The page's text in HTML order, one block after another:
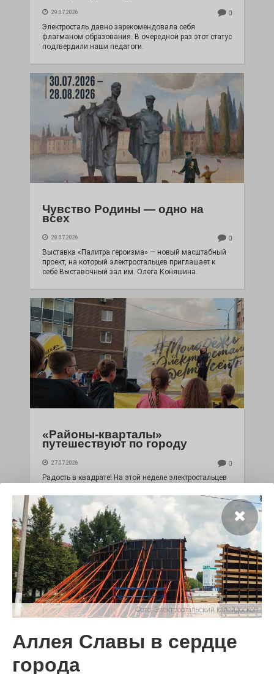
29.07.2026 0
Электросталь давно зарекомендовала себя
флагманом образования. В очередной раз этот статус
подтвердили наши педагоги.
Чувство Родины — одно на
всех
28.07.2026 0
Выставка «Палитра героизма» — новый масштабный
проект, на который электростальцев приглашает к
себе Выставочный зал им. Олега Коняшина.
«Районы-кварталы»
путешествуют по городу
27.07.2026 0
Радость в квадрате! На этой неделе электростальцев
100 футов под килем!
26.07.2026
Фото: Электростальский калейдоскоп
Аллея Славы в сердце
города